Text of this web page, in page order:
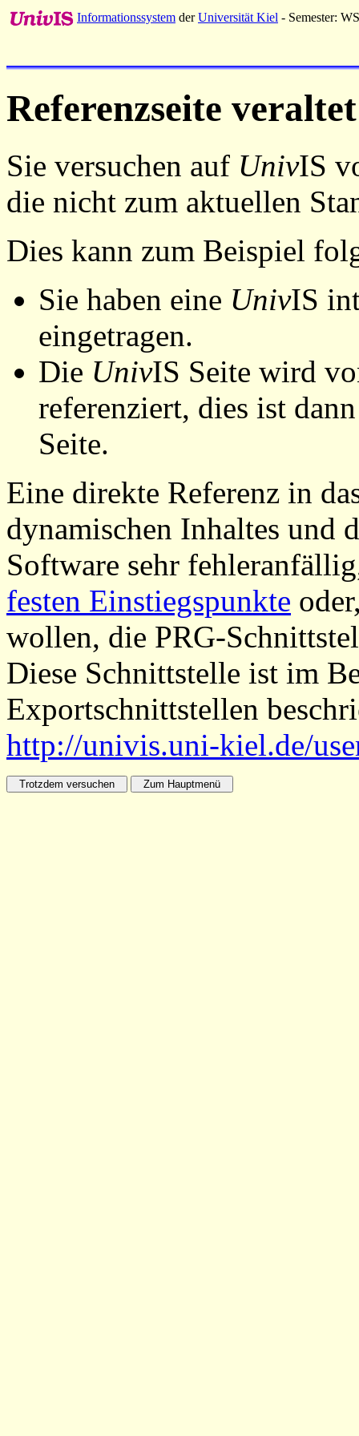
Informationssystem derUniversität Kiel - Semester:
Referenzseite veraltet
Sie versuchen auf UnivIS
die nicht zum aktuellen
Dies kann zum Beispiel
Sie haben eine UnivIS
eingetragen.
Die UnivIS Seite wird
referenziert, dies ist
Seite.
Eine direkte Referenz in
dynamischen Inhaltes und
Software sehr
festen Einstiegspunkte
wollen, die PRG-
Diese Schnittstelle ist im
Exportschnittstellen
http://univis.uni-kiel.de/